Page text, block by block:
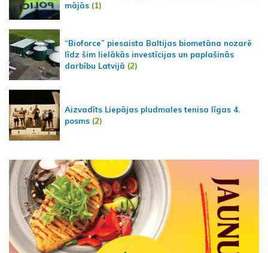
mājās (1)
“Bioforce” piesaista Baltijas biometāna nozarē
līdz šim lielākās investīcijas un paplašinās
darbību Latvijā (2)
Aizvadīts Liepājas pludmales tenisa līgas 4.
posms (2)